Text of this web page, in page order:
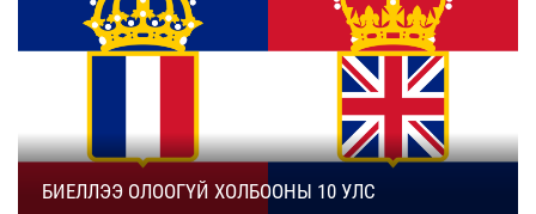
БИЕЛЛЭЭ ОЛООГҮЙ ХОЛБООНЫ 10 УЛС